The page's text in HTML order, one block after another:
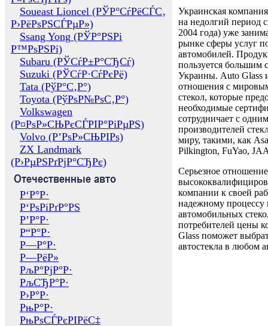
Soueast Lioncel (РЎР°СѓРёСЃС‚
Р›РёРѕРЅСЃРµР»)
Ssang Yong (РЎР°РЅРі
Р™РѕРЅРі)
Subaru (РЎСѓР±Р°СЂСѓ)
Suzuki (РЎСѓР·СѓРєРё)
Tata (РўР°С‚Р°)
Toyota (РўРѕР№РѕС‚Р°)
Volkswagen
(Р¤РѕР»СЊРєСЃРІР°РіРµРЅ)
Volvo (Р’РѕР»СЊРІРѕ)
ZX Landmark
(Р›РµРЅРґРјР°СЂРє)
Отечественные авто
Р‘Р°Р·
Р‘РѕРіРґР°РЅ
Р’Р°Р·
Р“Р°Р·
Р—Р°Р·
Р—РёР»
РљР°РјР°Р·
РљСЂР°Р·
Р›Р°Р·
РњР°Р·
РњРѕСЃРєРІРёС‡
Украинская
на недолгий период
2004 года) уже
рынке сферы услуг
автомобилей.
пользуется большим
Украины. Auto Glass
отношения с
стекол, которые
необходимые
сотрудничает с
производителей
миру, такими, как
Pilkington, FuYao,
Серьезное отношение
компании к своей
надежному процессу
автомобильных
потребителей цены
Glass поможет
автостекла в любом